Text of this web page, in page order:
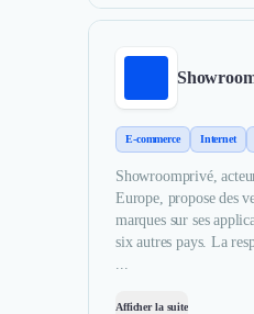
E-commerce Internet
Showroomprivé,
Europe, propose des
marques sur ses
six autres pays. La
Afficher la suite